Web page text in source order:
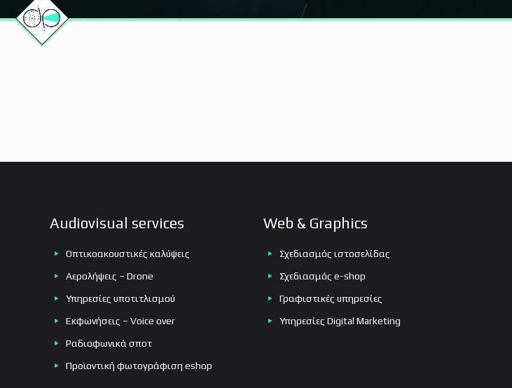
eshop
Σχεδιασμός e-shop
Audiovisual services
Οπτικοακουστικές καλύψεις
Αερολήψεις – Drone
Υπηρεσίες υποτιτλισμού
Εκφωνήσεις – Voice over
Ραδιοφωνικά σποτ
Προϊοντική φωτογράφιση eshop
Web & Graphics
Σχεδιασμός ιστοσελίδας
Σχεδιασμός e-shop
Γραφιστικές υπηρεσίες
Υπηρεσίες Digital Marketing